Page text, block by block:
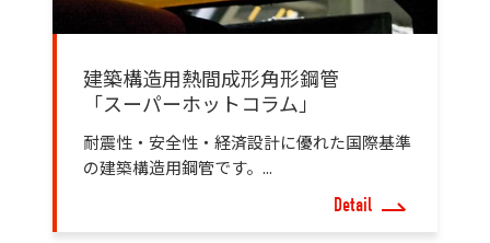
建築構造用熱間成形角形鋼管
「スーパーホットコラム」
耐震性・安全性・経済設計に優れた国際基準
の建築構造用鋼管です。...
Detail